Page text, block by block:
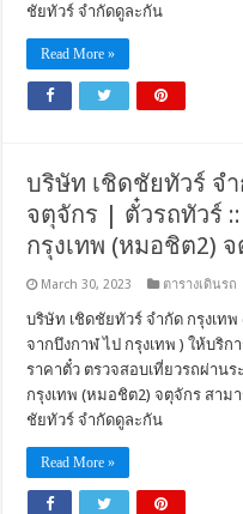
ชัยทัวร์ จำกัดดูละกัน
Read More »
บริษัท เชิดชัยทัวร์ จ
จตุจักร | ตั๋วรถทัวร์
กรุงเทพ (หมอชิต2)
March 30, 2023 ตารางเดินรถ
บริษัท เชิดชัยทัวร์ จำกัด กรุงเท
จากบึงกาฬ ไป กรุงเทพ ) ให้บริก
ราคาตั๋ว ตรวจสอบเที่ยวรถผ่านร
กรุงเทพ (หมอชิต2) จตุจักร สาม
ชัยทัวร์ จำกัดดูละกัน
Read More »